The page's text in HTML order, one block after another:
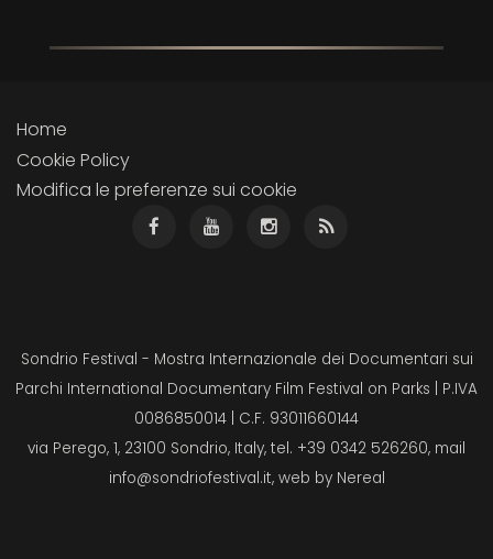
Home
Cookie Policy
Modifica le preferenze sui cookie
Sondrio Festival - Mostra Internazionale dei Documentari sui
Parchi International Documentary Film Festival on Parks | P.IVA
0086850014 | C.F. 93011660144
via Perego, 1, 23100 Sondrio, Italy, tel. +39 0342 526260, mail
info@sondriofestival.it, web by Nereal